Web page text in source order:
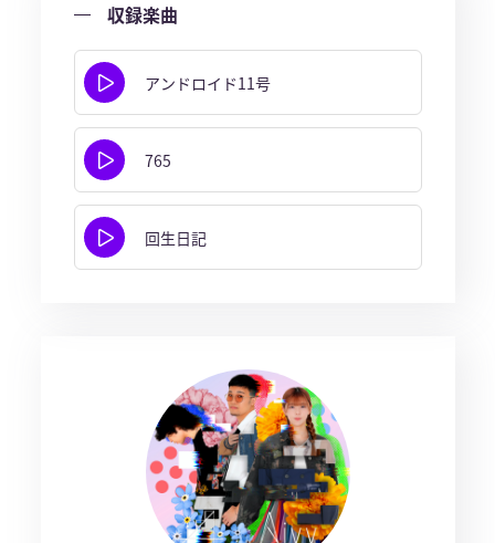
収録楽曲
アンドロイド11号
765
回生日記